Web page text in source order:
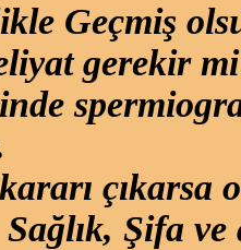
Geçmiş
gerekir
çıkarsa
Şifa